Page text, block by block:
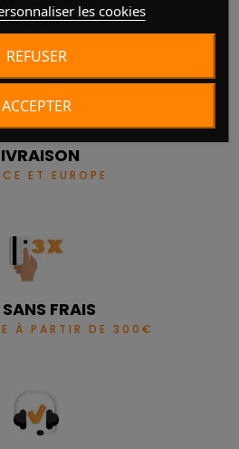
les cookies
REFUSER
ACCEPTER
VIREMENT
ET EUROPE
FRAIS
À PARTIR DE 300€